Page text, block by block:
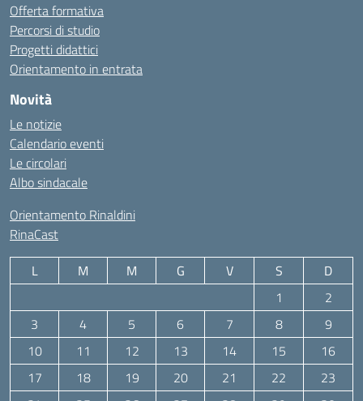
Offerta formativa
Percorsi di studio
Progetti didattici
Orientamento in entrata
Novità
Le notizie
Calendario eventi
Le circolari
Albo sindacale
Orientamento Rinaldini
RinaCast
L M M G V S
D
1
2
3
4 5 6 7 8
9
10
11 12 13 14 15
16
17
18 19 20 21 22
23